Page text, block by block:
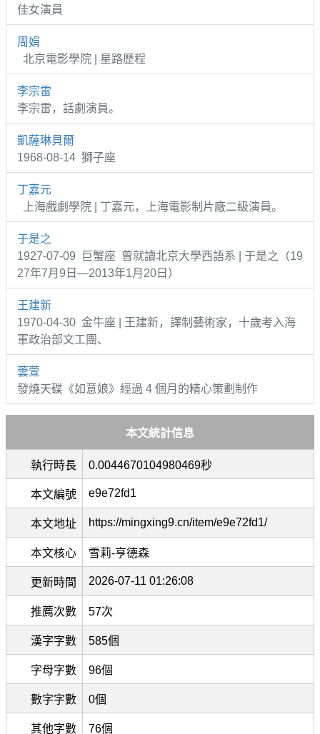
佳女演員
周娟
北京電影學院 | 星路歷程
李宗雷
李宗雷，話劇演員。
凱薩琳貝爾
1968-08-14 獅子座
丁嘉元
上海戲劇學院 | 丁嘉元，上海電影制片廠二級演員。
于是之
1927-07-09 巨蟹座 曾就讀北京大學西語系 | 于是之（19
27年7月9日—2013年1月20日）
王建新
1970-04-30 金牛座 | 王建新，譯制藝術家，十歲考入海
軍政治部文工團、
蕓萱
發燒天碟《如意娘》經過 4 個月的精心策劃制作
本文統計信息
執行時長 0.0044670104980469秒
本文編號 e9e72fd1
本文地址 https://mingxing9.cn/item/e9e72fd1/
本文核心 雪莉-亨德森
更新時間 2026-07-11 01:26:08
推薦次數 57次
漢字字數 585個
字母字數 96個
數字字數 0個
其他字數 76個